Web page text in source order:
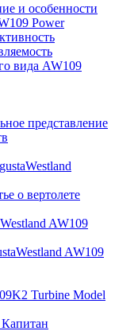
и особенности
Power
вида AW109
представление
о вертолете
AW109
AW109
Turbine Model